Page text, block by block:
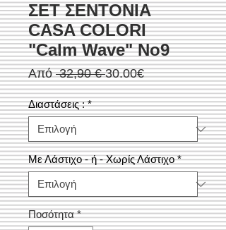
ΣΕΤ ΣΕΝΤΟΝΙΑ
CASA COLORI
"Calm Wave" Νο9
Από 32,90 € Κανονική
τιμή
30.00€Τιμή
Έκπτωσης
Διαστάσεις : *
Με Λάστιχο - ή - Χωρίς Λάστιχο *
Ποσότητα *